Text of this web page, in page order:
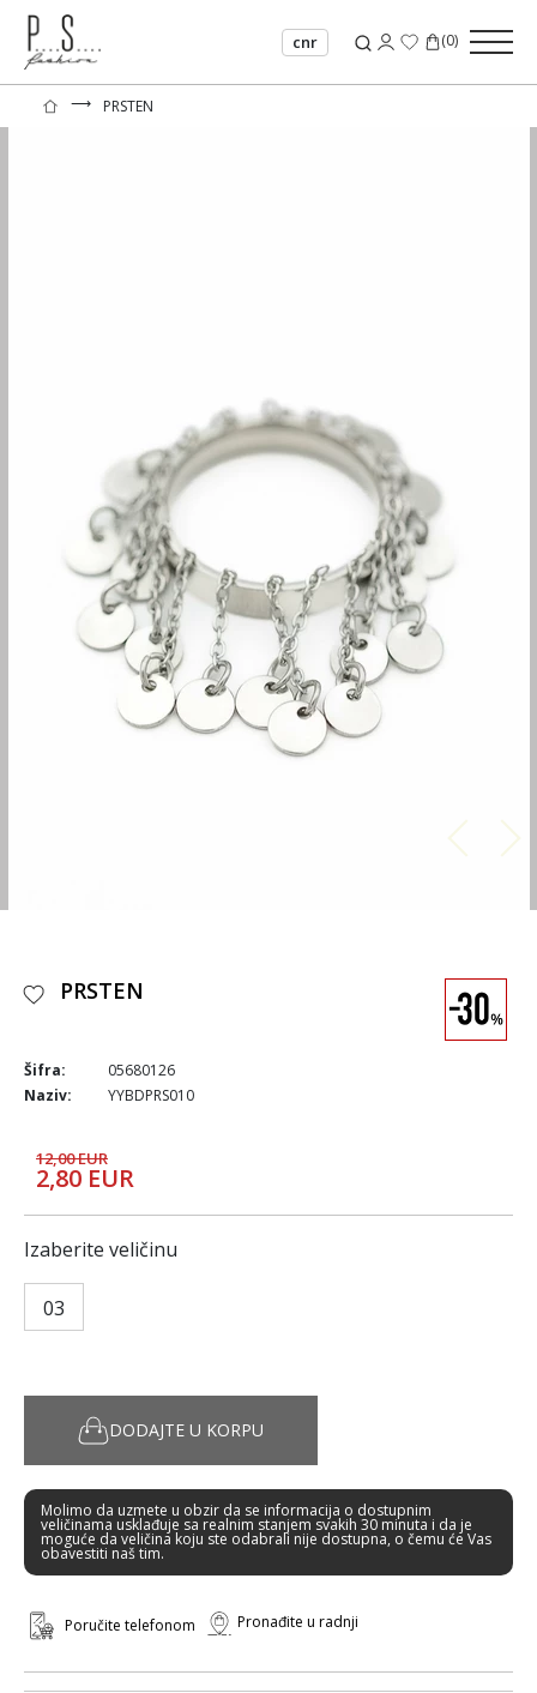
cnr (0)
⟶ PRSTEN
PRSTEN
Šifra:
05680126
Naziv:
YYBDPRS010
12,00 EUR
2,80 EUR
Izaberite veličinu
03
DODAJTE U KORPU
Molimo da uzmete u obzir da se informacija o dostupnim
veličinama usklađuje sa realnim stanjem svakih 30 minuta i da je
moguće da veličina koju ste odabrali nije dostupna, o čemu će Vas
obavestiti naš tim.
Poručite telefonom Pronađite u radnji